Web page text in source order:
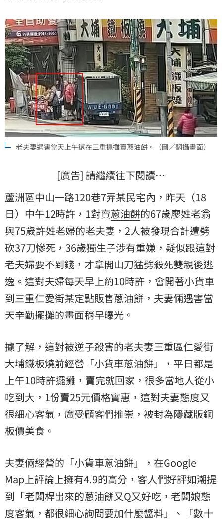
老夫妻遇害當天上午還在三重擺攤賣蔥油餅。（圖／翻攝畫面）
[廣告] 請繼續往下閱讀…
蘆洲區中山一路120巷7弄某民宅內，昨天（18
日）中午12時許，1對賣蔥油餅的67歲廖姓老翁
與75歲許姓老婦的老夫妻，2人被發現合計遭劈
砍37刀慘死，36歲獨生子涉有重嫌，疑似跟這對
老夫婦要不到錢，才拿開山刀猛劈殺死雙親後逃
逸。這對夫婦每天早上約10時許，會開著小貨車
到三重仁愛街某定點販售蔥油餅，夫妻倆遇害當
天辛勤擺攤的畫面稍早曝光。
據了解，這對被逆子殺害的老夫妻三重區仁愛街
大埔鐵板燒前經營「小貨車蔥油餅」，平日都是
上午10時許擺攤，賣完就回家，很多當地人從小
吃到大，1份賣25元價格實惠，這對夫妻態度又
很細心客氣，廣受顧客們推崇，被封為隱藏版銅
板價美食。
夫妻倆經營的「小貨車蔥油餅」，在Google
Map上評論上擁有4.9的高分，客人們好評如潮提
到「老闆桿出來的蔥油餅又Q又好吃，老闆娘態
度客氣，都很細心詢問要加什麼醬料」、「數十